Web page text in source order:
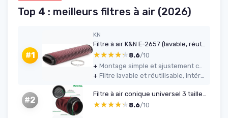
Top 4 : meilleurs filtres à air (2026)
#1
KN
Filtre à air K&N E-2657 (lavable, réutilisable)
★★★★★
★★★★★ 8.6/10
+
Montage simple et ajustement correct dans la boîte à air d’origine (530d, 330d, etc.)
+
Filtre lavable et réutilisable, intéressant financièrement si on garde la voiture longtemps
#2
Filtre à air conique universel 3 tailles (rouge)
★★★★★
★★★★★ 8.6/10